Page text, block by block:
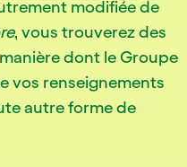
modifiée de
, vous trouverez des
dont le Groupe
vos renseignements
autre forme de